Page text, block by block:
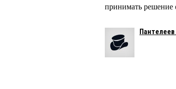
принимать решение